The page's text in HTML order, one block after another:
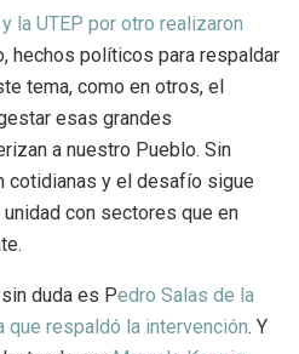
la UTEP por otro realizaron
hechos políticos para respaldar
tema, como en otros, el
esas grandes
a nuestro Pueblo. Sin
cotidianas y el desafío sigue
con sectores que en
duda es Pedro Salas de la
que respaldó la intervención. Y